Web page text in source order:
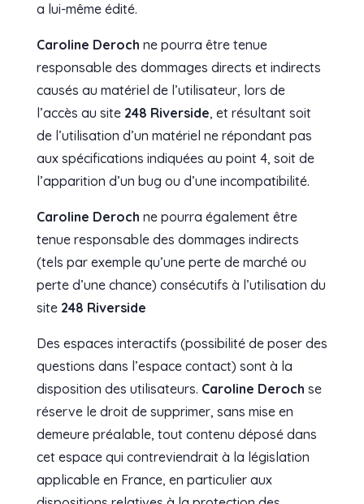
a lui-même édité.
Caroline Deroch ne pourra être tenue
responsable des dommages directs et indirects
causés au matériel de l’utilisateur, lors de
l’accès au site 248 Riverside, et résultant soit
de l’utilisation d’un matériel ne répondant pas
aux spécifications indiquées au point 4, soit de
l’apparition d’un bug ou d’une incompatibilité.
Caroline Deroch ne pourra également être
tenue responsable des dommages indirects
(tels par exemple qu’une perte de marché ou
perte d’une chance) consécutifs à l’utilisation du
site 248 Riverside
Des espaces interactifs (possibilité de poser des
questions dans l’espace contact) sont à la
disposition des utilisateurs. Caroline Deroch se
réserve le droit de supprimer, sans mise en
demeure préalable, tout contenu déposé dans
cet espace qui contreviendrait à la législation
applicable en France, en particulier aux